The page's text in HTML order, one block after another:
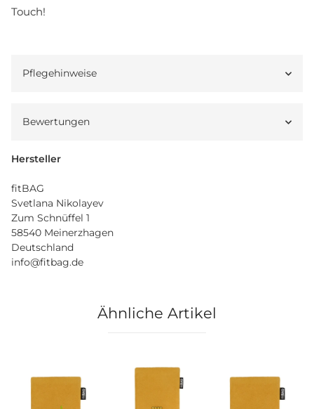
Touch!
Pflegehinweise
Bewertungen
Hersteller
fitBAG
Svetlana Nikolayev
Zum Schnüffel 1
58540 Meinerzhagen
Deutschland
info@fitbag.de
Ähnliche Artikel